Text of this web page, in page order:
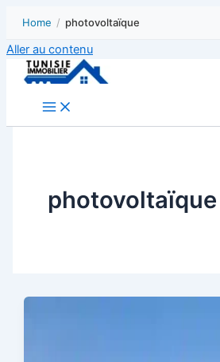
Home / photovoltaïque
Aller au contenu
photovoltaïque